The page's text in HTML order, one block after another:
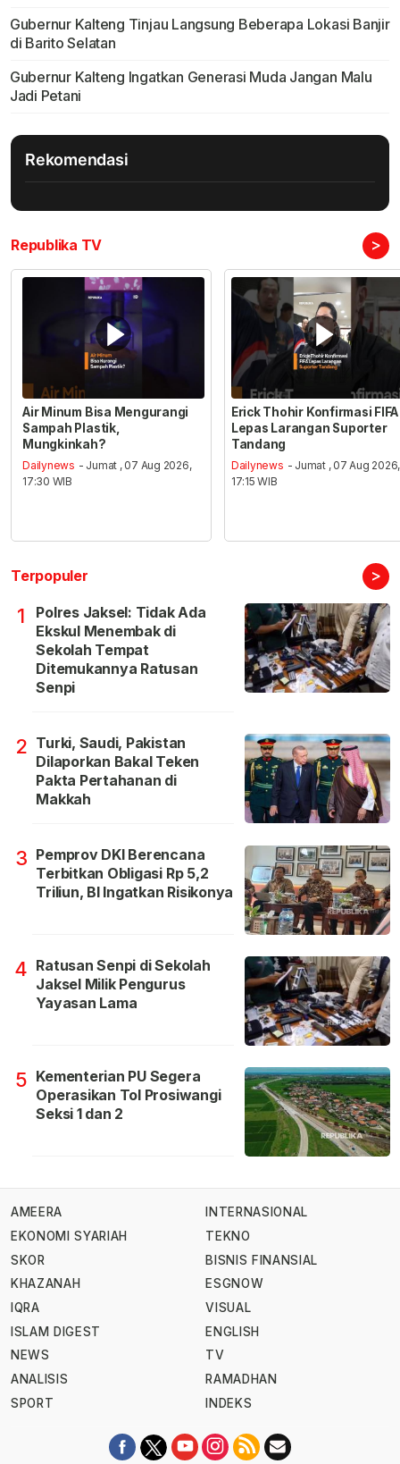
Gubernur Kalteng Tinjau Langsung Beberapa Lokasi Banjir
di Barito Selatan
Gubernur Kalteng Ingatkan Generasi Muda Jangan Malu
Jadi Petani
Rekomendasi
Republika TV >
Air Minum Bisa Mengurangi
Sampah Plastik,
Mungkinkah?
Dailynews - Jumat , 07 Aug 2026,
17:30 WIB
Erick Thohir Konfirmasi FIFA
Lepas Larangan Suporter
Tandang
Dailynews - Jumat , 07 Aug 2026,
17:15 WIB
Terpopuler >
1
Polres Jaksel: Tidak Ada
Ekskul Menembak di
Sekolah Tempat
Ditemukannya Ratusan
Senpi
2 Turki, Saudi, Pakistan
Dilaporkan Bakal Teken
Pakta Pertahanan di
Makkah
3 Pemprov DKI Berencana
Terbitkan Obligasi Rp 5,2
Triliun, BI Ingatkan Risikonya
4 Ratusan Senpi di Sekolah
Jaksel Milik Pengurus
Yayasan Lama
5 Kementerian PU Segera
Operasikan Tol Prosiwangi
Seksi 1 dan 2
AMEERA
EKONOMI SYARIAH
SKOR
KHAZANAH
IQRA
ISLAM DIGEST
NEWS
ANALISIS
SPORT
INTERNASIONAL
TEKNO
BISNIS FINANSIAL
ESGNOW
VISUAL
ENGLISH
TV
RAMADHAN
INDEKS